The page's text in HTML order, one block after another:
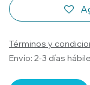
Términos y
Envío: 2-3 días